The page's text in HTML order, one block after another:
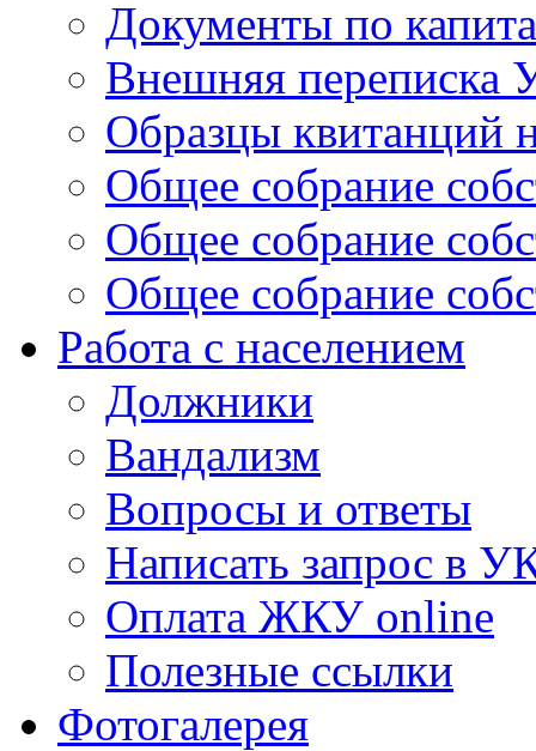
Документы по
Внешняя переписка
Образцы квитанций
Общее собрание
Общее собрание
Общее собрание
Работа с населением
Должники
Вандализм
Вопросы и ответы
Написать запрос в
Оплата ЖКУ online
Полезные ссылки
Фотогалерея